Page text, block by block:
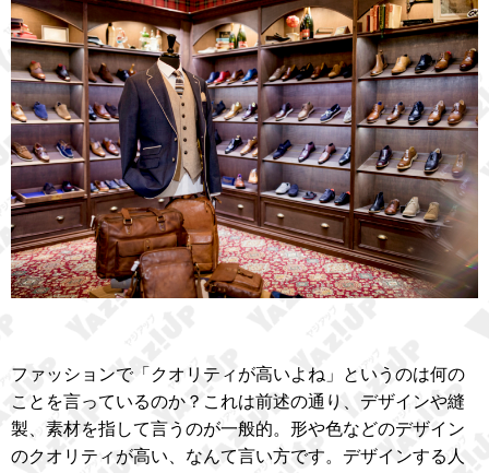
ファッションで「クオリティが高いよね」というのは何の
ことを言っているのか？これは前述の通り、デザインや縫
製、素材を指して言うのが一般的。形や色などのデザイン
のクオリティが高い、なんて言い方です。デザインする人